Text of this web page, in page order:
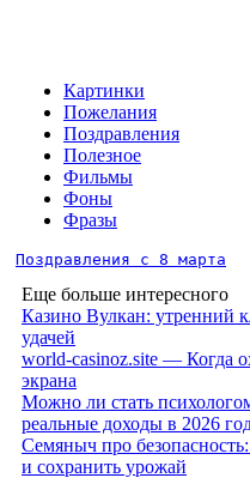
Картинки
Пожелания
Поздравления
Полезное
Фильмы
Фоны
Фразы
Поздравления с 8 марта
Еще больше интересного
Казино Вулкан: утренний
удачей
world-casinoz.site — Когда
экрана
Можно ли стать
реальные доходы в 2026
Семяныч про
и сохранить урожай